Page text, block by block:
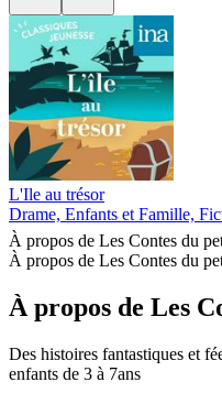
L'Ile au trésor
Drame, Enfants et Famille,
À propos de Les Contes du
À propos de Les Contes du
À propos de Les
Des histoires fantastiques et
enfants de 3 à 7ans